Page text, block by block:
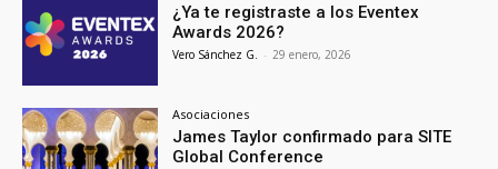
¿Ya te registraste a los Eventex
Awards 2026?
Vero Sánchez G. - 29 enero, 2026
Asociaciones
James Taylor confirmado para SITE
Global Conference